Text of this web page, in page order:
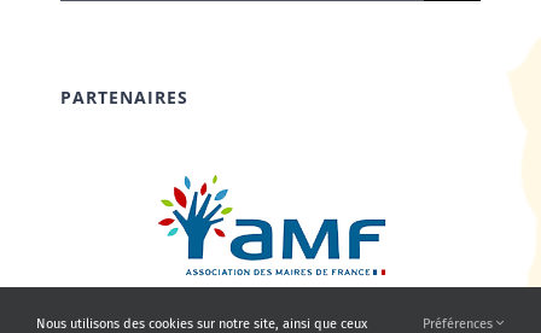
PARTENAIRES
Nous utilisons des cookies sur notre site, ainsi que ceux Préférences